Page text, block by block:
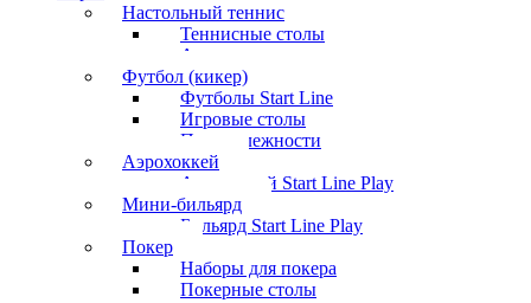
Настольный теннис
Теннисные столы
Аксессуары
Футбол (кикер)
Футболы Start Line
Игровые столы
Принадлежности
Аэрохоккей
Аэрохоккей Start Line Play
Мини-бильярд
Бильярд Start Line Play
Покер
Наборы для покера
Покерные столы